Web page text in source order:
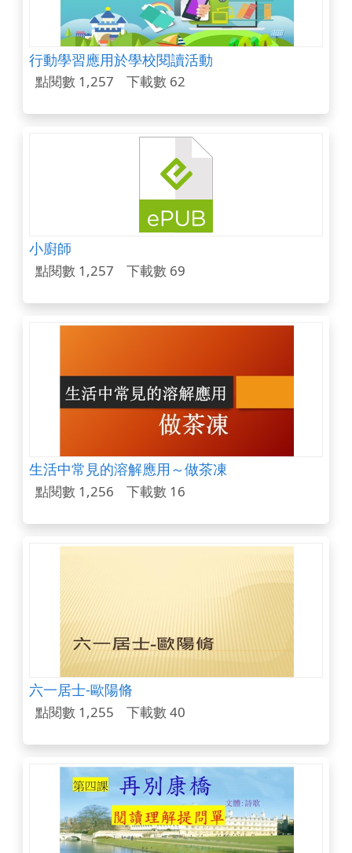
行動學習應用於學校閱讀活動
點閱數 1,257 下載數 62
小廚師
點閱數 1,257 下載數 69
生活中常見的溶解應用～做茶凍
點閱數 1,256 下載數 16
六一居士-歐陽脩
點閱數 1,255 下載數 40